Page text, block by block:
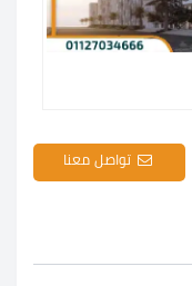
تواصل معنا